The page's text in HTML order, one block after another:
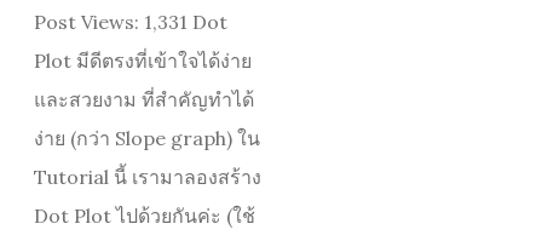
Post Views: 1,331 Dot
Plot มีดีตรงที่เข้าใจได้ง่าย
และสวยงาม ที่สำคัญทำได้
ง่าย (กว่า Slope graph) ใน
Tutorial นี้ เรามาลองสร้าง
Dot Plot ไปด้วยกันค่ะ (ใช้